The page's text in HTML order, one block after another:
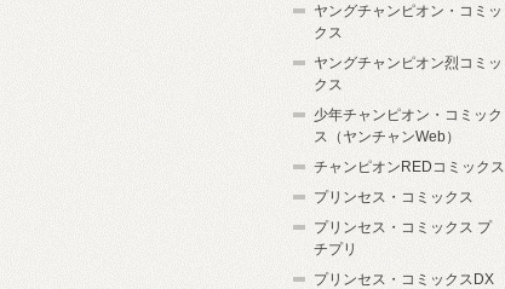
ヤングチャンピオン・コミッ
クス
ヤングチャンピオン烈コミッ
クス
少年チャンピオン・コミック
ス（ヤンチャンWeb）
チャンピオンREDコミックス
プリンセス・コミックス
プリンセス・コミックス プ
チプリ
プリンセス・コミックスDX